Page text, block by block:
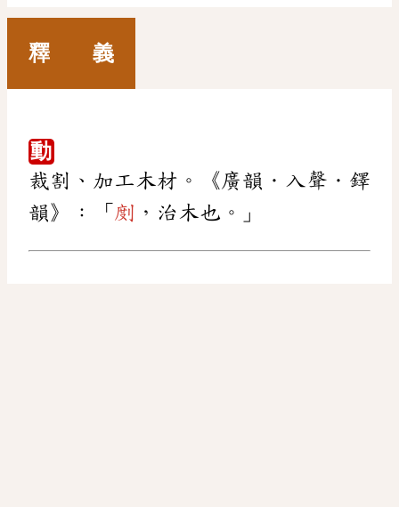
釋 義
動
裁割、加工木材。《廣韻．入聲．鐸
韻》：「 剫 ，治木也。」